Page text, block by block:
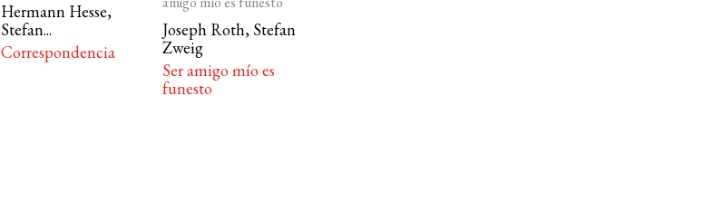
Hermann Hesse,
Stefan...
Correspondencia
Joseph Roth, Stefan
Zweig
Ser amigo mío es
funesto